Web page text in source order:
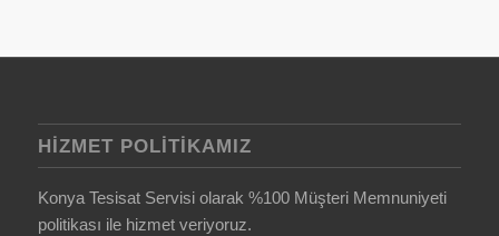
HIZMET POLITIKAMIZ
Konya Tesisat Servisi olarak %100 Müşteri Memnuniyeti
politikası ile hizmet veriyoruz.